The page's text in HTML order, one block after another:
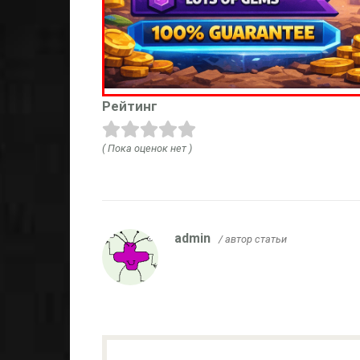
Рейтинг
( Пока оценок нет )
admin / автор статьи